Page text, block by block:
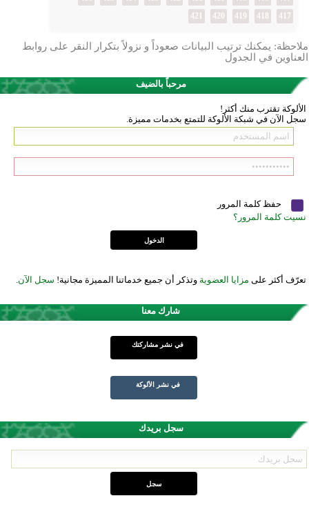
417
418
419
420
421
ملاحظة: يمكنك ترتيب البيانات صعوداً و نزولاً بتكرار النقر على روابط
العناوين في الجدول
مرحباً بالضيف
الألوكة تقترب منك أكثر!
سجل الآن في شبكة الألوكة للتمتع بخدمات مميزة.
حفظ كلمة المرور
نسيت كلمة المرور؟
تعرّف أكثر على مزايا العضوية وتذكر أن جميع خدماتنا المميزة مجانية! سجل الآن.
شارك معنا
في نشر مشاركتك
في نشر الألوكة
سجل بريدك